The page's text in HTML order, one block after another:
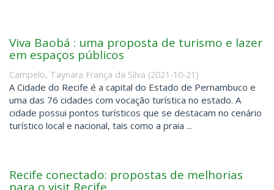
Viva Baobá : uma proposta de turismo e lazer
em espaços públicos
Campelo, Taynara França da Silva (2021-10-21 )
A Cidade do Recife é a capital do Estado de Pernambuco e
uma das 76 cidades com vocação turística no estado. A
cidade possui pontos turísticos que se destacam no cenário
turístico local e nacional, tais como a praia ...
Recife conectado: propostas de melhorias